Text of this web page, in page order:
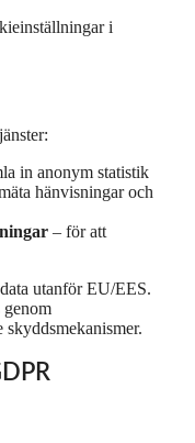
i
in anonym statistik
hänvisningar och
– för att
utanför EU/EES.